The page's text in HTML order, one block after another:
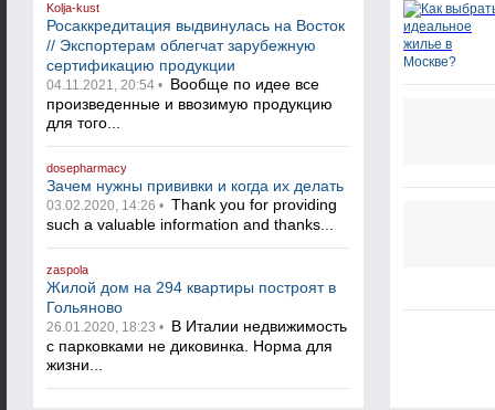
Kolja-kust
Росаккредитация выдвинулась на Восток
// Экспортерам облегчат зарубежную
сертификацию продукции
04.11.2021, 20:54 • Вообще по идее все
произведенные и ввозимую продукцию
для того...
dosepharmacy
Зачем нужны прививки и когда их делать
03.02.2020, 14:26 • Thank you for providing
such a valuable information and thanks...
zaspola
Жилой дом на 294 квартиры построят в
Гольяново
26.01.2020, 18:23 • В Италии недвижимость
с парковками не диковинка. Норма для
жизни...